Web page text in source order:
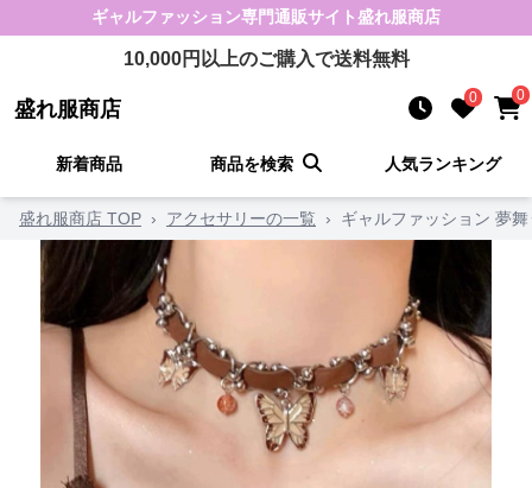
ギャルファッション専門通販サイト盛れ服商店
10,000円以上のご購入で送料無料
盛れ服商店 0 0
新着商品 商品を検索 人気ランキング
盛れ服商店 TOP › アクセサリーの一覧 › ギャルファッション 夢